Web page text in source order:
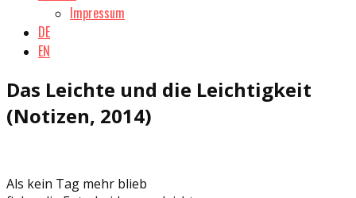
Impressum
DE
EN
Das Leichte und die Leichtigkeit
(Notizen, 2014)
Als kein Tag mehr blieb